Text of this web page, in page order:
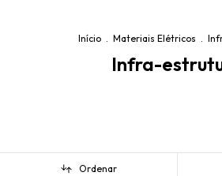
Início Materiais Elétricos
Infra-
Ordenar